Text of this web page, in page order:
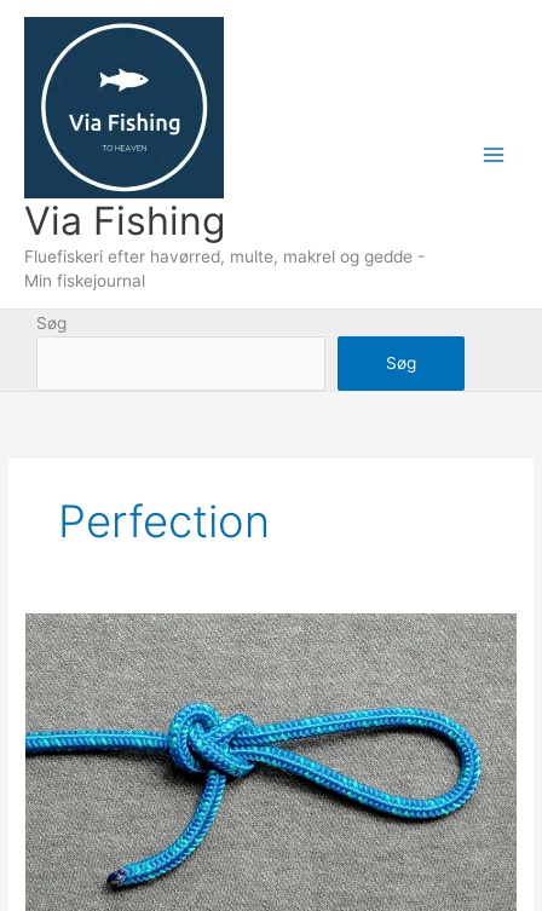
indholdet
Via Fishing
Fluefiskeri efter havørred, multe, makrel og gedde -
Min fiskejournal
Søg
Søg
Perfection